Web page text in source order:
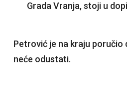
Grada Vranja, stoji u
Petrović je na kraju poručio
neće odustati.